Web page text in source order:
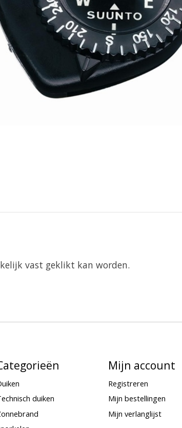
vast geklikt kan worden.
duiken
Mijn account
Registreren
Mijn bestellingen
Mijn verlanglijst